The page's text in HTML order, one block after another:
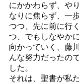
にかかわらず、や
なりに焦らず、一
つつ、先に前に行
つ、でもしなやか
向かっていく、藤
んな努力だったの
した。
それは、聖書が私